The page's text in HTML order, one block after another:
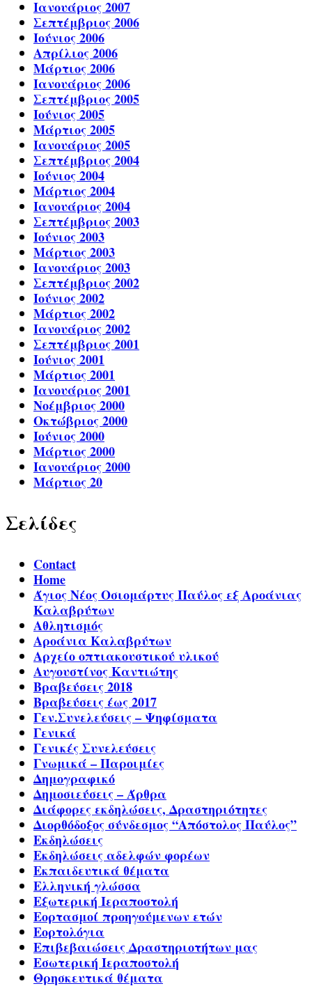
Ιανουάριος 2007
Σεπτέμβριος 2006
Ιούνιος 2006
Απρίλιος 2006
Μάρτιος 2006
Ιανουάριος 2006
Σεπτέμβριος 2005
Ιούνιος 2005
Μάρτιος 2005
Ιανουάριος 2005
Σεπτέμβριος 2004
Ιούνιος 2004
Μάρτιος 2004
Ιανουάριος 2004
Σεπτέμβριος 2003
Ιούνιος 2003
Μάρτιος 2003
Ιανουάριος 2003
Σεπτέμβριος 2002
Ιούνιος 2002
Μάρτιος 2002
Ιανουάριος 2002
Σεπτέμβριος 2001
Ιούνιος 2001
Μάρτιος 2001
Ιανουάριος 2001
Νοέμβριος 2000
Οκτώβριος 2000
Ιούνιος 2000
Μάρτιος 2000
Ιανουάριος 2000
Μάρτιος 20
Σελίδες
Contact
Home
Άγιος Νέος Οσιομάρτυς Παύλος εξ Αροάνιας
Καλαβρύτων
Αθλητισμός
Αροάνια Καλαβρύτων
Αρχείο οπτιακουστικού υλικού
Αυγουστίνος Καντιώτης
Βραβεύσεις 2018
Βραβεύσεις έως 2017
Γεν.Συνελεύσεις – Ψηφίσματα
Γενικά
Γενικές Συνελεύσεις
Γνωμικά – Παροιμίες
Δημογραφικό
Δημοσιεύσεις – Άρθρα
Διάφορες εκδηλώσεις, Δραστηριότητες
Διορθόδοξος σύνδεσμος “Απόστολος Παύλος”
Εκδηλώσεις
Εκδηλώσεις αδελφών φορέων
Εκπαιδευτικά θέματα
Ελληνική γλώσσα
Εξωτερική Ιεραποστολή
Εορτασμοί προηγούμενων ετών
Εορτολόγια
Επιβεβαιώσεις Δραστηριοτήτων μας
Εσωτερική Ιεραποστολή
Θρησκευτικά θέματα